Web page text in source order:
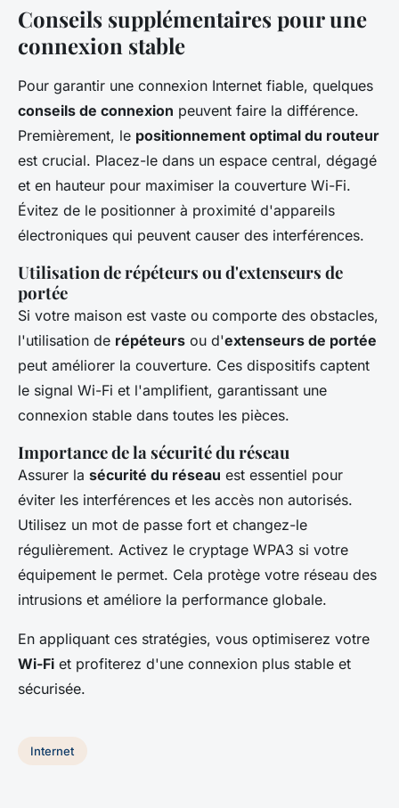
Conseils supplémentaires pour une
connexion stable
Pour garantir une connexion Internet fiable, quelques
conseils de connexion peuvent faire la différence.
Premièrement, le positionnement optimal du routeur
est crucial. Placez-le dans un espace central, dégagé
et en hauteur pour maximiser la couverture Wi-Fi.
Évitez de le positionner à proximité d'appareils
électroniques qui peuvent causer des interférences.
Utilisation de répéteurs ou d'extenseurs de
portée
Si votre maison est vaste ou comporte des obstacles,
l'utilisation de répéteurs ou d'extenseurs de portée
peut améliorer la couverture. Ces dispositifs captent
le signal Wi-Fi et l'amplifient, garantissant une
connexion stable dans toutes les pièces.
Importance de la sécurité du réseau
Assurer la sécurité du réseau est essentiel pour
éviter les interférences et les accès non autorisés.
Utilisez un mot de passe fort et changez-le
régulièrement. Activez le cryptage WPA3 si votre
équipement le permet. Cela protège votre réseau des
intrusions et améliore la performance globale.
En appliquant ces stratégies, vous optimiserez votre
Wi-Fi et profiterez d'une connexion plus stable et
sécurisée.
Internet